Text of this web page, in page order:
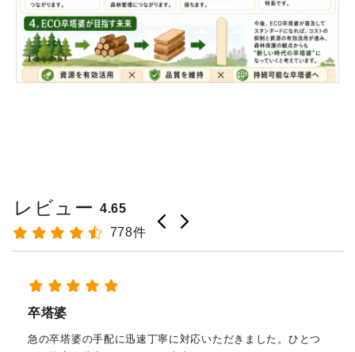
レビュー 4.65
778件
経木塔婆・水塔婆五輪型１尺
(303mm)×62mm×0.4mm(200...
もっと見る